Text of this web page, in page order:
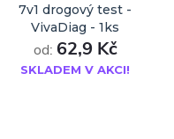
7v1 drogový test -
VivaDiag - 1ks
od: 62,9 Kč
SKLADEM V AKCI!